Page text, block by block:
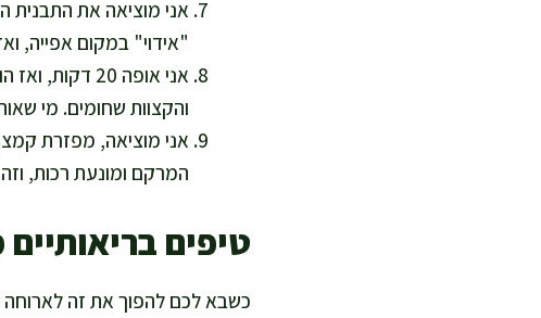
אני מוציאה את
"אידוי" במקום אפייה,
והקצוות שחומים. מי שאוהב עוד פריכות יכול
המרקם ומונעת רכות,
טיפים
כשבא לכם להפוך את זה לארוחה